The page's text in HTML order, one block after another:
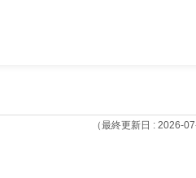
（最終更新日 : 2026-